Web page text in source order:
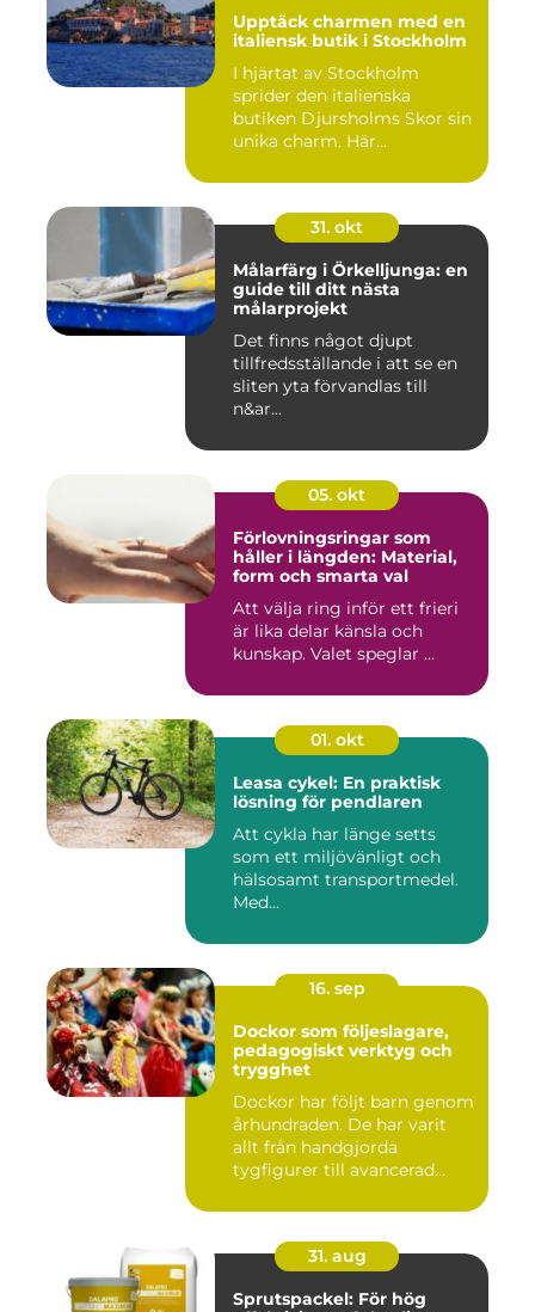
Upptäck charmen med en
italiensk butik i Stockholm
I hjärtat av Stockholm
sprider den italienska
butiken Djursholms Skor sin
unika charm. Här...
31. okt
Målarfärg i Örkelljunga: en
guide till ditt nästa
målarprojekt
Det finns något djupt
tillfredsställande i att se en
sliten yta förvandlas till
n&ar...
05. okt
Förlovningsringar som
håller i längden: Material,
form och smarta val
Att välja ring inför ett frieri
är lika delar känsla och
kunskap. Valet speglar ...
01. okt
Leasa cykel: En praktisk
lösning för pendlaren
Att cykla har länge setts
som ett miljövänligt och
hälsosamt transportmedel.
Med...
16. sep
Dockor som följeslagare,
pedagogiskt verktyg och
trygghet
Dockor har följt barn genom
århundraden. De har varit
allt från handgjorda
tygfigurer till avancerad...
31. aug
Sprutspackel: För hög